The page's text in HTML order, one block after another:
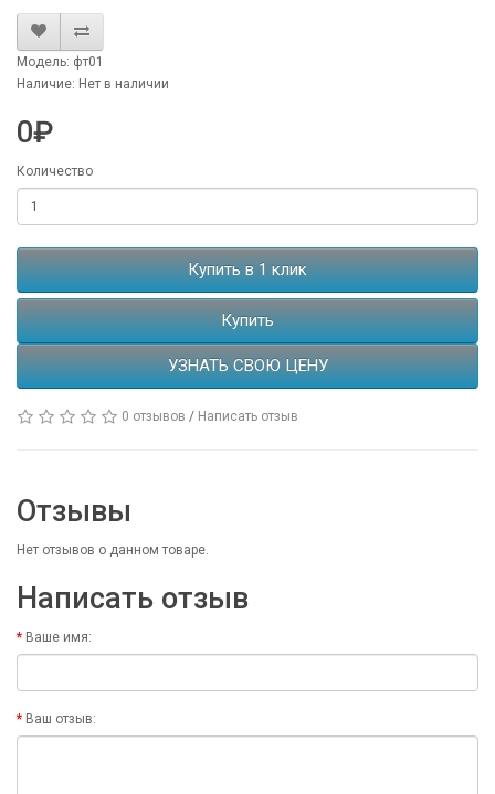
Модель: фт01
Наличие: Нет в наличии
0₽
Количество
Купить в 1 клик
Купить
УЗНАТЬ СВОЮ ЦЕНУ
0 отзывов / Написать отзыв
Отзывы
Нет отзывов о данном товаре.
Написать отзыв
Ваше имя:
Ваш отзыв: